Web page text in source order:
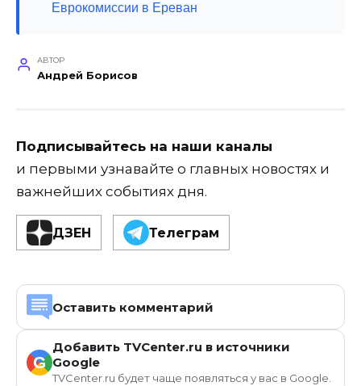
Еврокомиссии в Ереван
АВТОР
Андрей Борисов
Подписывайтесь на наши каналы
и первыми узнавайте о главных новостях и
важнейших событиях дня.
ДЗЕН Телеграм
Оставить комментарий
G
Добавить TVCenter.ru в источники
Google
TVCenter.ru будет чаще появляться у вас в Google.